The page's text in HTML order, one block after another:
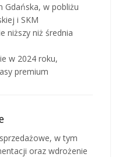
Gdańska, w pobliżu
i SKM
niższy niż średnia
w 2024 roku,
premium
w tym
oraz wdrożenie